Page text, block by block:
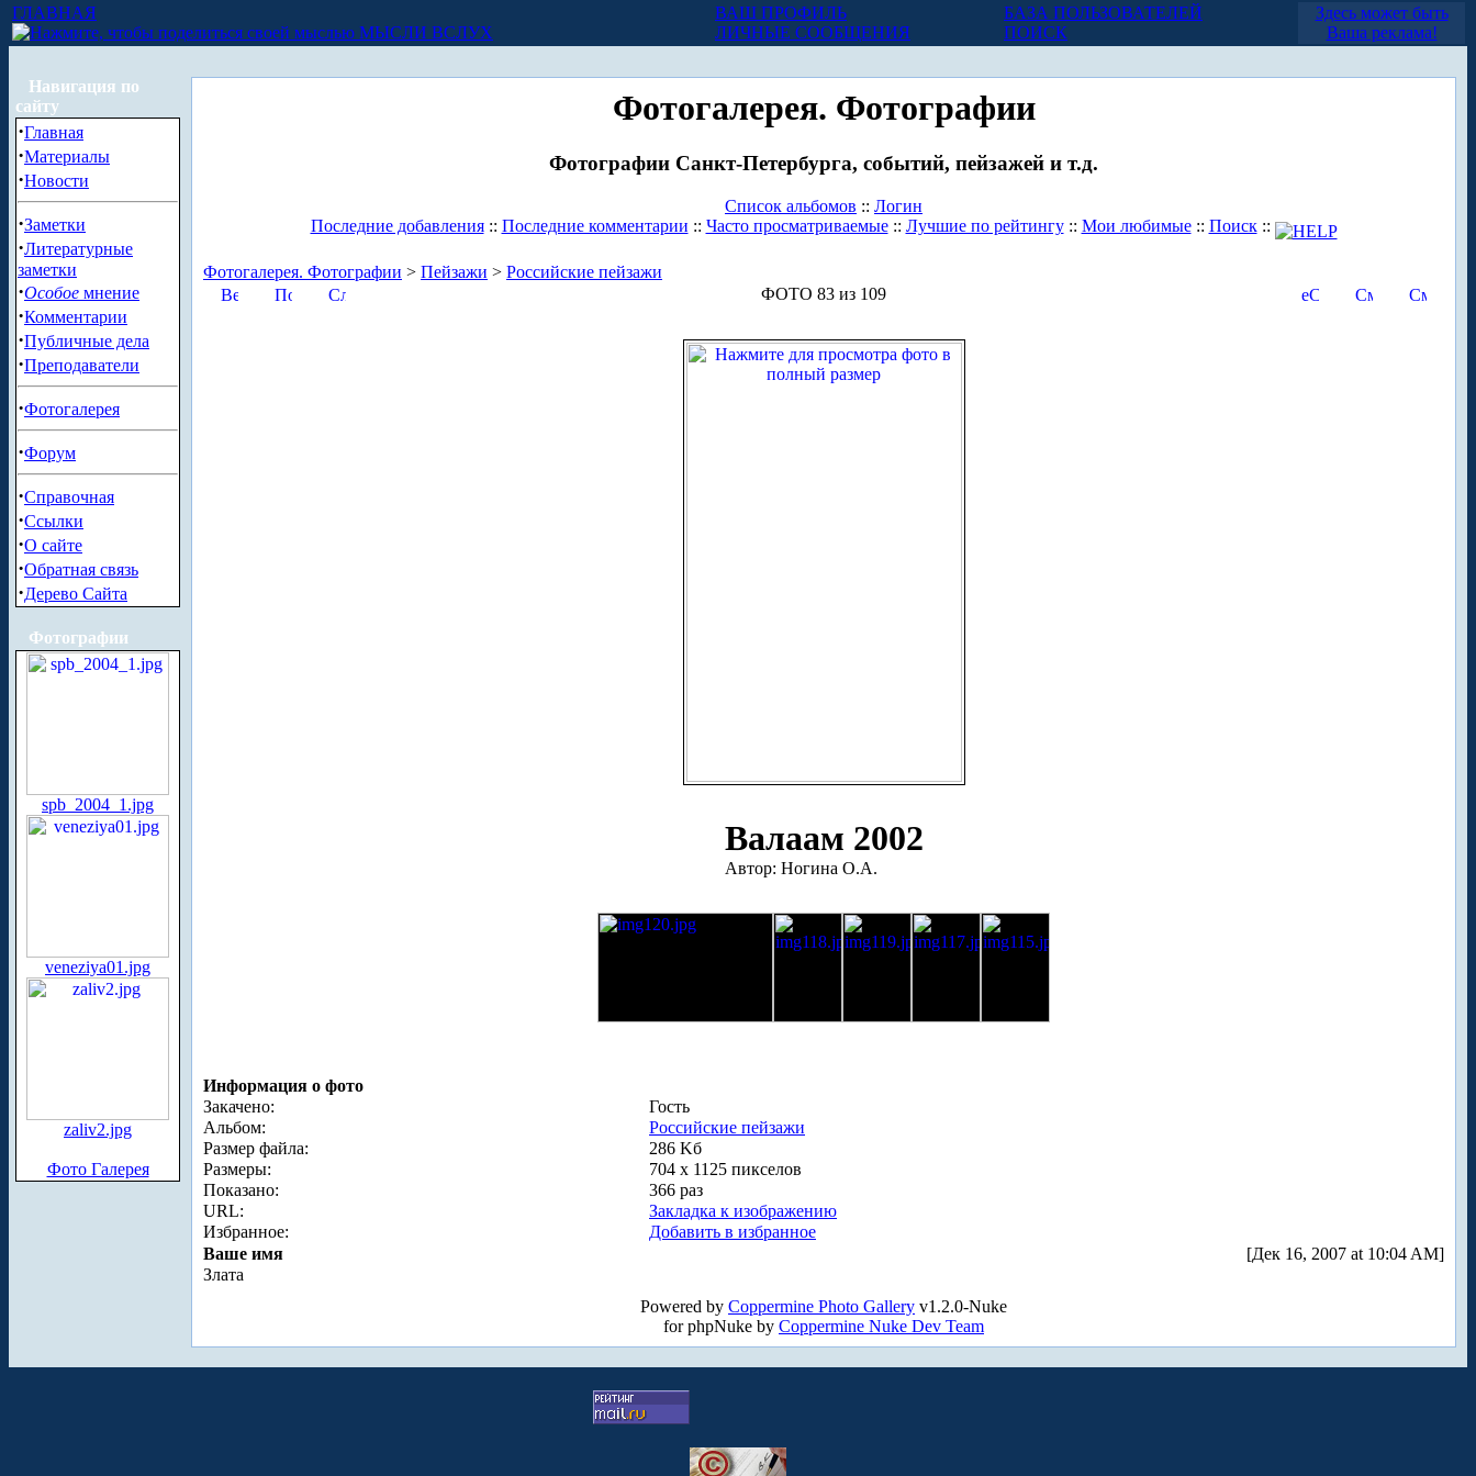
ГЛАВНАЯ
МЫСЛИ ВСЛУХ
ВАШ ПРОФИЛЬ
ЛИЧНЫЕ СООБЩЕНИЯ
БАЗА ПОЛЬЗОВАТЕЛЕЙ
ПОИСК
Здесь может быть
Ваша реклама!
Навигация по
сайту
·Главная
·Материалы
·Новости
·Заметки
·Литературные
заметки
·Особое мнение
·Комментарии
·Публичные дела
·Преподаватели
·Фотогалерея
·Форум
·Справочная
·Ссылки
·О сайте
·Обратная связь
·Дерево Сайта
Фотографии
spb_2004_1.jpg
veneziya01.jpg
zaliv2.jpg
Фото Галерея
Фотогалерея. Фотографии
Фотографии Санкт-Петербурга, событий, пейзажей и т.д.
Список альбомов :: Логин
Последние добавления:: Последние комментарии :: Часто просматриваемые:: Лучшие по рейтингу:: Мои любимые:: Поиск::
Фотогалерея. Фотографии > Пейзажи > Российские пейзажи
ФОТО 83 из 109
Валаам 2002
Автор: Ногина О.А.
Информация о фото
Закачено:
Гость
Альбом:
Российские пейзажи
Размер файла:
286 Kб
Размеры:
704 x 1125 пикселов
Показано:
366 раз
URL:
Закладка к изображению
Избранное:
Добавить в избранное
Ваше имя
[Дек 16, 2007 at 10:04 AM]
Злата
Powered by Coppermine Photo Gallery v1.2.0-Nuke
for phpNuke by Coppermine Nuke Dev Team